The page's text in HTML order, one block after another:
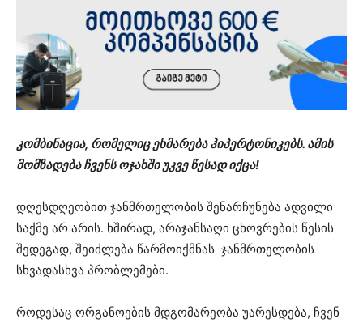
კომბინაცია, რომელიც ეხმარება ჰიპერტონიკებს. ამის
მომზადება ჩვენს ოჯახში უკვე წესად იქცა!
დღესდღეობით ჯანმრთელობის შენარჩუნება ადვილი
საქმე არ არის. ხშირად, არაჯანსაღი ცხოვრების წესის
შედეგად, შეიძლება წარმოიქმნას ჯანმრთელობის
სხვადასხვა პრობლემები.
როდესაც ორგანოების მდგომარეობა უარესდება, ჩვენ